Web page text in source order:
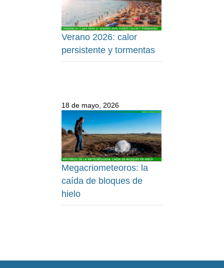
Verano 2026: calor
persistente y tormentas
18 de mayo, 2026
Megacriometeoros: la
caída de bloques de
hielo